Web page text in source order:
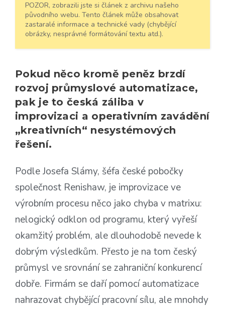
POZOR, zobrazili jste si článek z archivu našeho
původního webu. Tento článek může obsahovat
zastaralé informace a technické vady (chybějící
obrázky, nesprávné formátování textu atd.).
Pokud něco kromě peněz brzdí
rozvoj průmyslové automatizace,
pak je to česká záliba v
improvizaci a operativním zavádění
„kreativních“ nesystémových
řešení.
Podle Josefa Slámy, šéfa české pobočky
společnost Renishaw, je improvizace ve
výrobním procesu něco jako chyba v matrixu:
nelogický odklon od programu, který vyřeší
okamžitý problém, ale dlouhodobě nevede k
dobrým výsledkům. Přesto je na tom český
průmysl ve srovnání se zahraniční konkurencí
dobře. Firmám se daří pomocí automatizace
nahrazovat chybějící pracovní sílu, ale mnohdy